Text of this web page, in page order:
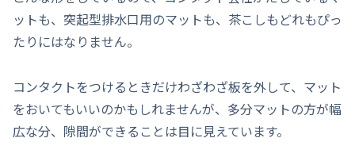
ットも、突起型排水口用のマットも、茶こしもどれもぴっ
たりにはなりません。
コンタクトをつけるときだけわざわざ板を外して、マット
をおいてもいいのかもしれませんが、多分マットの方が幅
広な分、隙間ができることは目に見えています。